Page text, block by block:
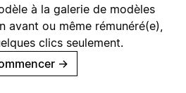
à la galerie de modèles
avant ou même rémunéré(e),
clics seulement.
→